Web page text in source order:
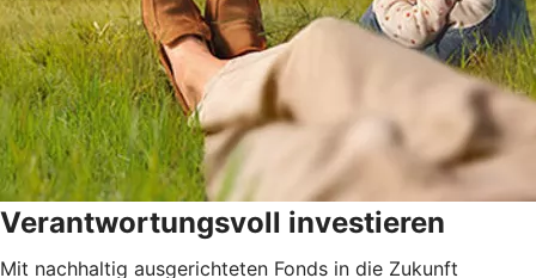
Verantwortungsvoll investieren
Mit nachhaltig ausgerichteten Fonds in die Zukunft